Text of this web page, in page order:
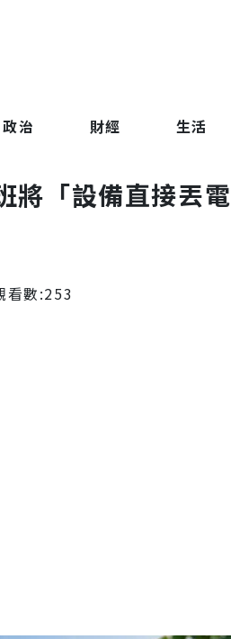
政治 財經 生活
將「設備直接丟電
看數:253